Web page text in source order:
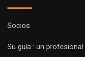
Socios
Su guía : un